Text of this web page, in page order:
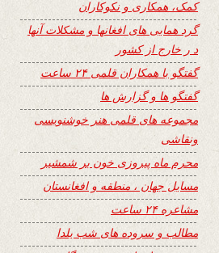
کمک، همکاری و نکوکاران
گرد همایی های افغانها و مشکلات آنها
د ر خارج از کشور
گفتگو با همکاران قلمی ۲۴ ساعت
گفتگو ها و گزارش ها
مجموعه های قلمی هنر خوشنویسی
ونقاشی
محرم ماه پیروزی خون بر شمشیر
مسایل جهان ، منطقه و افغانستان
مشاعره ۲۴ ساعت
مطالب و سروده های شب یلدا